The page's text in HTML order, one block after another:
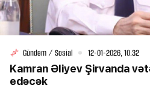
Gündəm / Sosial 12-01-2026, 10:32
Kamran Əliyev Şirvanda
edəcək